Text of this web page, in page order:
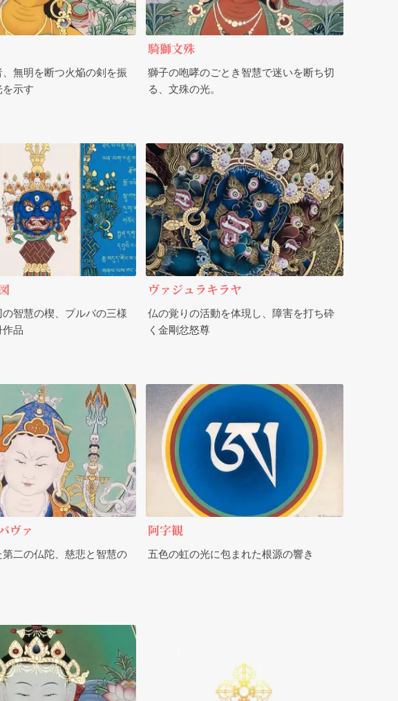
無明を断つ火焔の剣を振
を示す
騎獅文殊
獅子の咆哮のごとき智慧で迷いを断ち切
る、文殊の光。
智慧の楔、プルバの三様
作品
ヴァジュラキラヤ
仏の覚りの活動を体現し、障害を打ち砕
く金剛忿怒尊
ヴァ
二の仏陀、慈悲と智慧の
阿字観
五色の虹の光に包まれた根源の響き